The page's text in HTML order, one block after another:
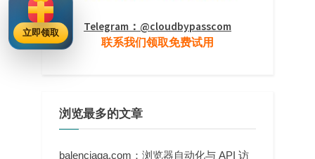
Telegram：@cloudbypasscom
联系我们领取免费试用
浏览最多的文章
balenciaga.com：浏览器自动化与 API 访
立即领取